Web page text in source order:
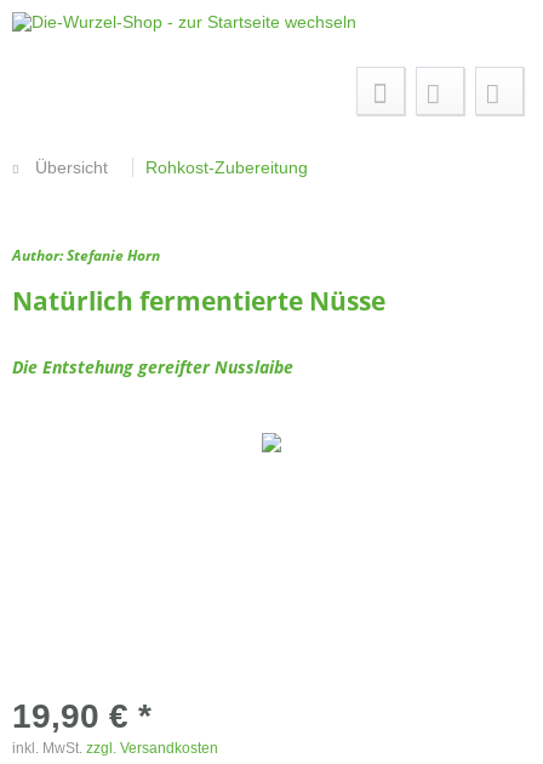
Übersicht Rohkost-Zubereitung
Author: Stefanie Horn
Natürlich fermentierte Nüsse
Die Entstehung gereifter Nusslaibe
19,90 € *
inkl. MwSt. zzgl. Versandkosten